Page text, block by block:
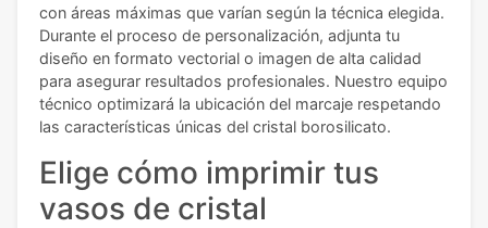
con áreas máximas que varían según la técnica elegida.
Durante el proceso de personalización, adjunta tu
diseño en formato vectorial o imagen de alta calidad
para asegurar resultados profesionales. Nuestro equipo
técnico optimizará la ubicación del marcaje respetando
las características únicas del cristal borosilicato.
Elige cómo imprimir tus
vasos de cristal